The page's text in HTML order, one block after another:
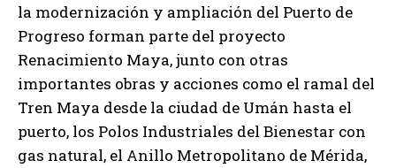
la modernización y ampliación del Puerto de
Progreso forman parte del proyecto
Renacimiento Maya, junto con otras
importantes obras y acciones como el ramal del
Tren Maya desde la ciudad de Umán hasta el
puerto, los Polos Industriales del Bienestar con
gas natural, el Anillo Metropolitano de Mérida,